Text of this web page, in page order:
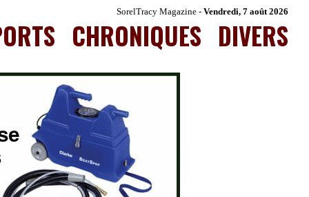
SorelTracy Magazine - Vendredi, 7 août 2026
CHRONIQUES DIVERS